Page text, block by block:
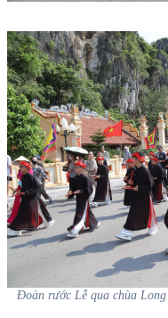
Đoàn rước Lễ qua chùa